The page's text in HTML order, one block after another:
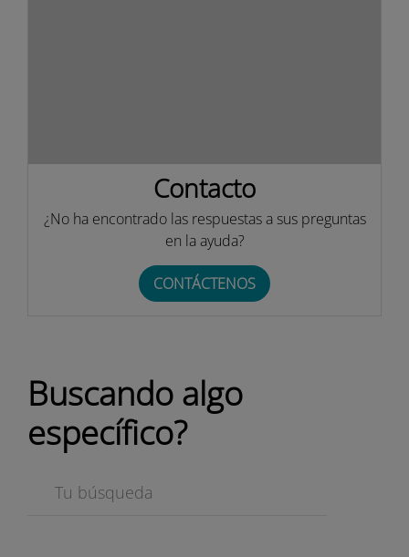
Contacto
¿No ha encontrado las respuestas a sus preguntas
en la ayuda?
CONTÁCTENOS
Buscando algo
específico?